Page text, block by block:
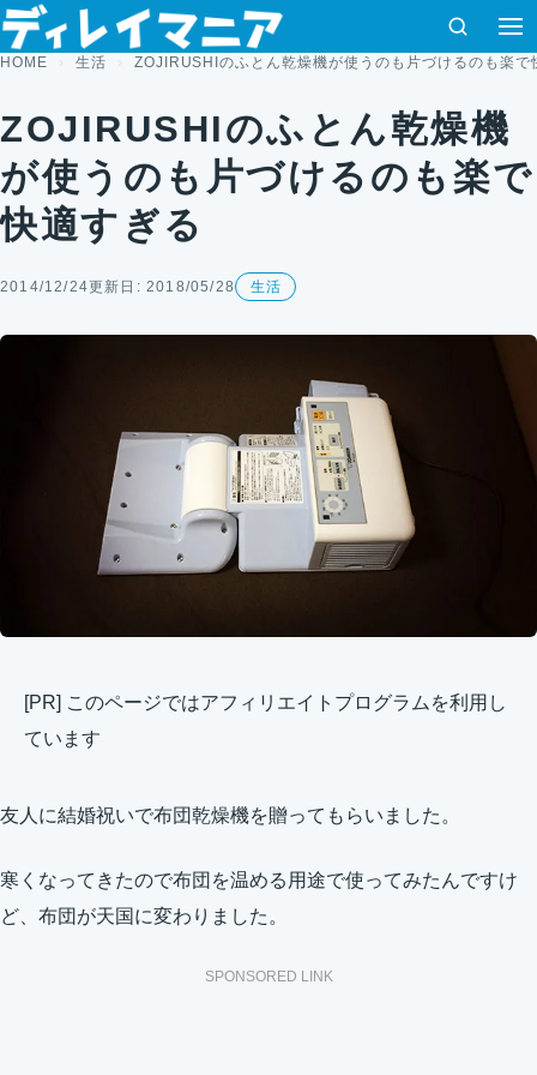
コンテンツへスキップ
検索
HOME 生活 ZOJIRUSHIのふとん乾燥機が使うのも片づけるのも楽で
ZOJIRUSHIのふとん乾燥機
が使うのも片づけるのも楽で
快適すぎる
2014/12/24更新日: 2018/05/28 生活
[PR] このページではアフィリエイトプログラムを利用し
ています
友人に結婚祝いで布団乾燥機を贈ってもらいました。
寒くなってきたので布団を温める用途で使ってみたんですけ
ど、布団が天国に変わりました。
SPONSORED LINK